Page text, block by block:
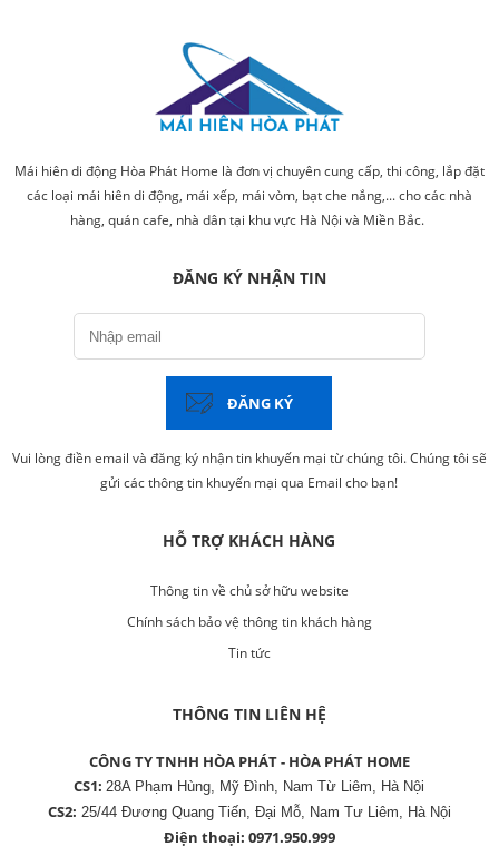
Mái hiên di động Hòa Phát Home là đơn vị chuyên cung cấp, thi công, lắp đặt
các loại mái hiên di động, mái xếp, mái vòm, bạt che nắng,... cho các nhà
hàng, quán cafe, nhà dân tại khu vực Hà Nội và Miền Bắc.
ĐĂNG KÝ NHẬN TIN
ĐĂNG KÝ
Vui lòng điền email và đăng ký nhận tin khuyến mại từ chúng tôi. Chúng tôi sẽ
gửi các thông tin khuyến mại qua Email cho bạn!
HỖ TRỢ KHÁCH HÀNG
Thông tin về chủ sở hữu website
Chính sách bảo vệ thông tin khách hàng
Tin tức
THÔNG TIN LIÊN HỆ
CÔNG TY TNHH HÒA PHÁT - HÒA PHÁT HOME
CS1:28A Phạm Hùng, Mỹ Đình, Nam Từ Liêm, Hà Nội
CS2: 25/44 Đương Quang Tiến, Đại Mỗ, Nam Tư Liêm, Hà Nội
Điện thoại: 0971.950.999